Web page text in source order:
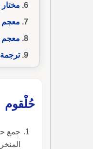
معجم
معجم
ترجمة
حُلْقوم
جمع